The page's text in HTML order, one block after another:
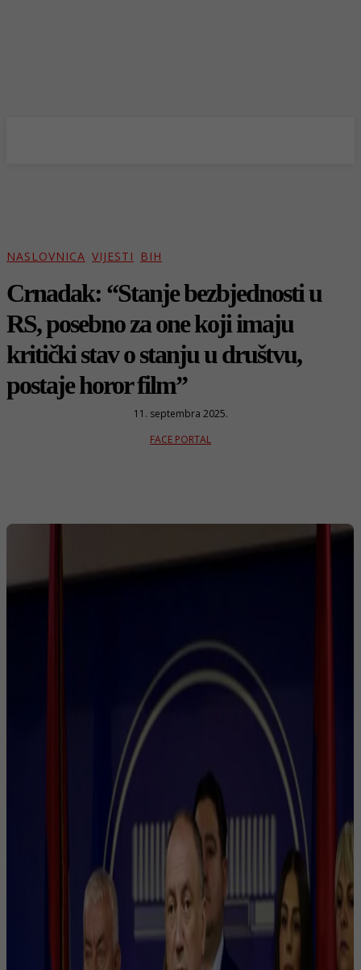
NASLOVNICA VIJESTI BIH
Crnadak: “Stanje bezbjednosti u
RS, posebno za one koji imaju
kritički stav o stanju u društvu,
postaje horor film”
11. septembra 2025.
FACE PORTAL